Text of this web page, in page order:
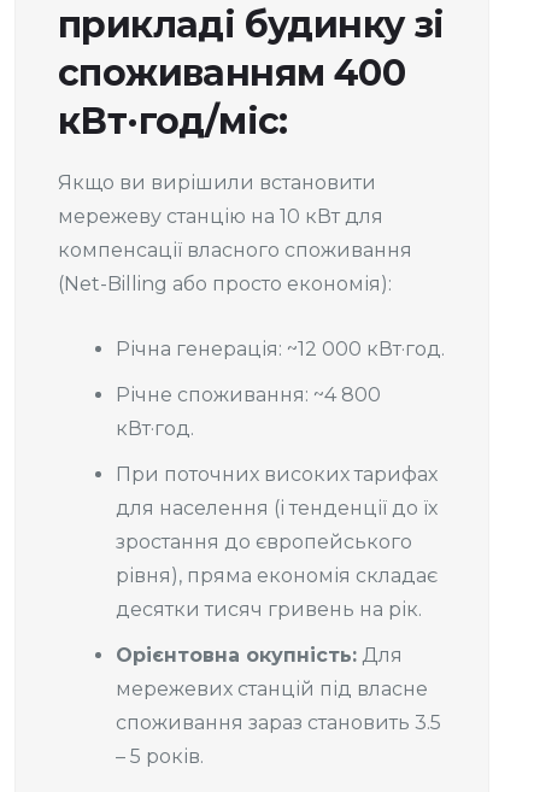
прикладі будинку зі
споживанням 400
кВт·год/міс:
Якщо ви вирішили встановити
мережеву станцію на 10 кВт для
компенсації власного споживання
(Net-Billing або просто економія):
Річна генерація: ~12 000 кВт·год.
Річне споживання: ~4 800
кВт·год.
При поточних високих тарифах
для населення (і тенденції до їх
зростання до європейського
рівня), пряма економія складає
десятки тисяч гривень на рік.
Орієнтовна окупність: Для
мережевих станцій під власне
споживання зараз становить 3.5
– 5 років.